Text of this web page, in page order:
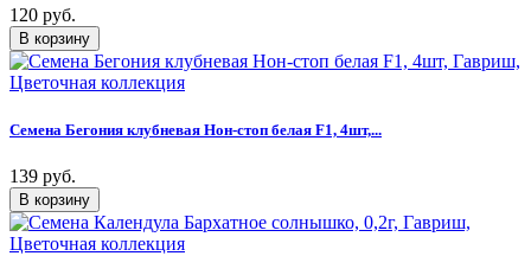
120 руб.
Семена Бегония клубневая Нон-стоп белая F1, 4шт,...
139 руб.